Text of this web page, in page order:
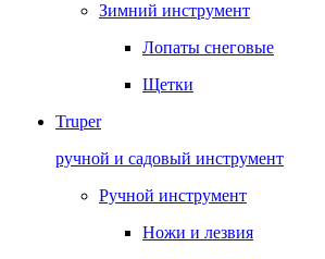
Зимний инструмент
Лопаты снеговые
Щетки
Truper
ручной и садовый инструмент
Ручной инструмент
Ножи и лезвия